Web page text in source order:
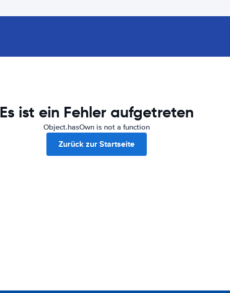
Es ist ein Fehler aufgetreten
Object.hasOwn is not a function
Zurück zur Startseite